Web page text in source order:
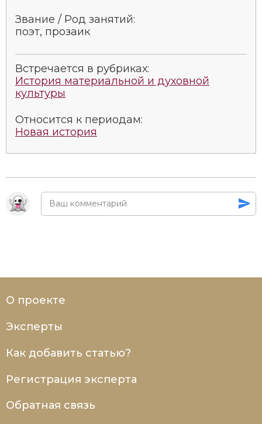
Звание / Род занятий:
поэт, прозаик
Встречается в рубриках:
История материальной и духовной
культуры
Относится к периодам:
Новая история
О проекте
Эксперты
Как добавить статью?
Регистрация эксперта
Обратная связь